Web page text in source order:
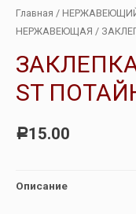
Главная /
НЕРЖАВЕЮЩАЯ /
ST
Р15.00
Описание